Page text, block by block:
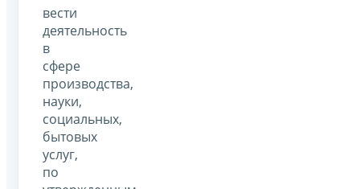
вести
деятельность
в
сфере
производства,
науки,
социальных,
бытовых
услуг,
по